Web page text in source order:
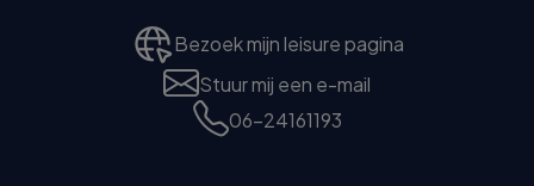
Bezoek mijn leisure pagina
Stuur mij een e-mail
06-24161193